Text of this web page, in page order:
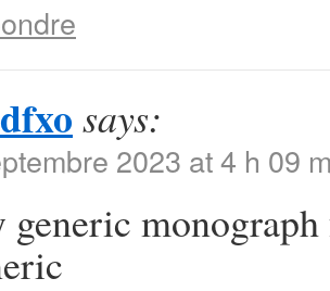
says:
2023 at 4 h 09
generic